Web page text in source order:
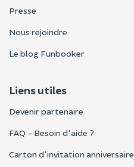
Presse
Nous rejoindre
Le blog Funbooker
Liens utiles
Devenir partenaire
FAQ - Besoin d'aide ?
Carton d'invitation anniversaire